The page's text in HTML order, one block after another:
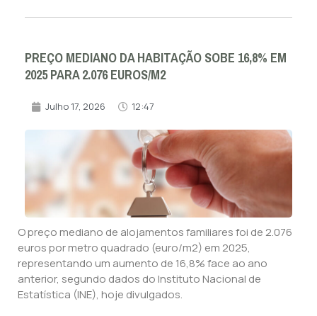
PREÇO MEDIANO DA HABITAÇÃO SOBE 16,8% EM
2025 PARA 2.076 EUROS/M2
Julho 17, 2026 12:47
O preço mediano de alojamentos familiares foi de 2.076
euros por metro quadrado (euro/m2) em 2025,
representando um aumento de 16,8% face ao ano
anterior, segundo dados do Instituto Nacional de
Estatística (INE), hoje divulgados.